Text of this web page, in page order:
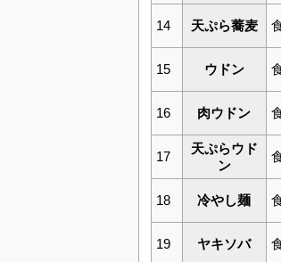
14 天ぷら蕎麦
15 ウドン
16 肉ウドン
17
天ぷらウド
ン
18 冷やし麺
19 ヤキソバ